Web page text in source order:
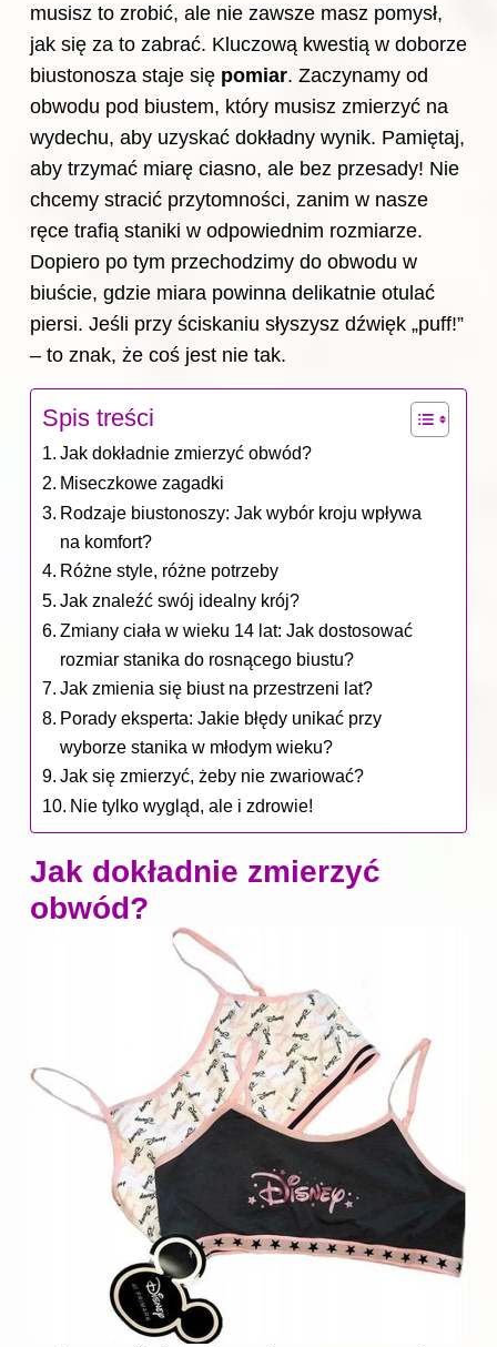
musisz to zrobić, ale nie zawsze masz pomysł,
jak się za to zabrać. Kluczową kwestią w doborze
biustonosza staje się pomiar. Zaczynamy od
obwodu pod biustem, który musisz zmierzyć na
wydechu, aby uzyskać dokładny wynik. Pamiętaj,
aby trzymać miarę ciasno, ale bez przesady! Nie
chcemy stracić przytomności, zanim w nasze
ręce trafią staniki w odpowiednim rozmiarze.
Dopiero po tym przechodzimy do obwodu w
biuście, gdzie miara powinna delikatnie otulać
piersi. Jeśli przy ściskaniu słyszysz dźwięk „puff!”
– to znak, że coś jest nie tak.
Spis treści
Jak dokładnie zmierzyć obwód?
Miseczkowe zagadki
Rodzaje biustonoszy: Jak wybór kroju wpływa
na komfort?
Różne style, różne potrzeby
Jak znaleźć swój idealny krój?
Zmiany ciała w wieku 14 lat: Jak dostosować
rozmiar stanika do rosnącego biustu?
Jak zmienia się biust na przestrzeni lat?
Porady eksperta: Jakie błędy unikać przy
wyborze stanika w młodym wieku?
Jak się zmierzyć, żeby nie zwariować?
Nie tylko wygląd, ale i zdrowie!
Jak dokładnie zmierzyć
obwód?